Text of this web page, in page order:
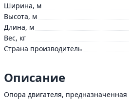
Ширина, м
Высота, м
Длина, м
Вес, кг
Страна производитель
Описание
Опора двигателя, предназначенная